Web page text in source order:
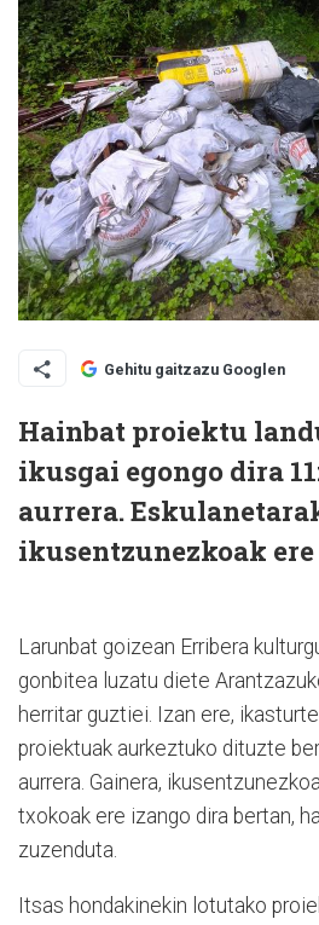
Gehitu gaitzazu Googlen
Hainbat proiektu
ikusgai egongo dira
aurrera.
ikusentzunezkoak
Larunbat goizean Erribera
gonbitea luzatu diete
herritar guztiei. Izan ere,
proiektuak aurkeztuko dituzte
aurrera. Gainera,
txokoak ere izango dira bertan,
zuzenduta.
Itsas hondakinekin lotutako